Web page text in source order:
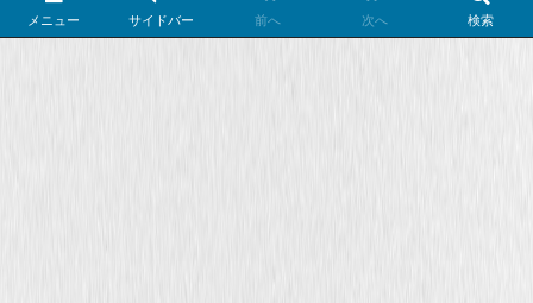
メニュー サイドバー 前へ 次へ 検索